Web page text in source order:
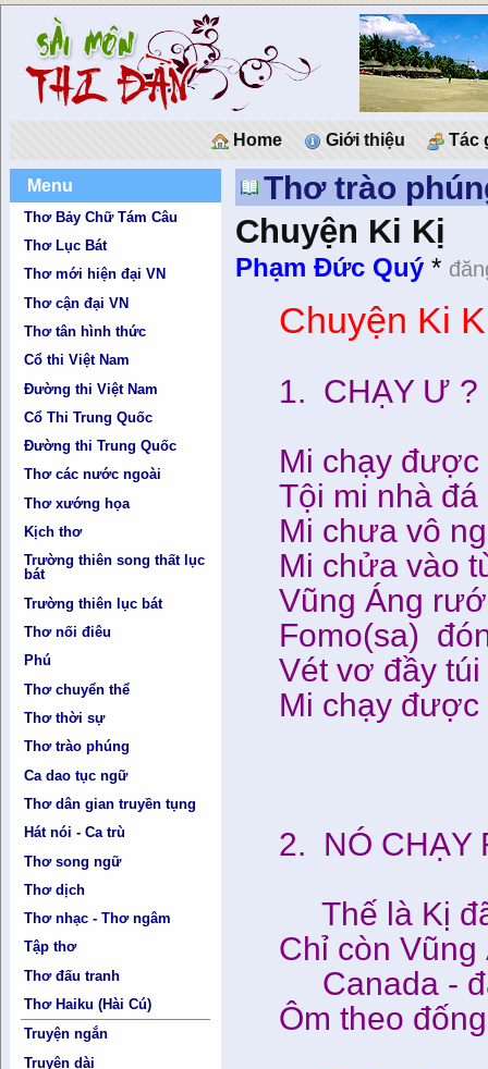
Home Giới thiệu Tác
Menu
Thơ Bảy Chữ Tám Câu
Thơ Lục Bát
Thơ mới hiện đại VN
Thơ cận đại VN
Thơ tân hình thức
Cổ thi Việt Nam
Đường thi Việt Nam
Cổ Thi Trung Quốc
Đường thi Trung Quốc
Thơ các nước ngoài
Thơ xướng họa
Kịch thơ
Trường thiên song thất lục
bát
Trường thiên lục bát
Thơ nối điêu
Phú
Thơ chuyển thể
Thơ thời sự
Thơ trào phúng
Ca dao tục ngữ
Thơ dân gian truyền tụng
Hát nói - Ca trù
Thơ song ngữ
Thơ dịch
Thơ nhạc - Thơ ngâm
Tập thơ
Thơ đấu tranh
Thơ Haiku (Hài Cú)
Truyện ngắn
Truyện dài
Thơ trào
Chuyện Ki Kị
Phạm Đức Quý *
Chuyện Ki
1. CHẠY Ư ?
Mi chạy
Tội mi nhà
Mi chưa vô
Mi chửa vào
Vũng Áng
Fomo(sa)
Vét vơ đầy
Mi chạy
2. NÓ CHẠY
Thế là Kị
Chỉ còn
Canada -
Ôm theo